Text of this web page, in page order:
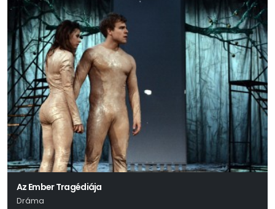
Az Ember Tragédiája
Dráma